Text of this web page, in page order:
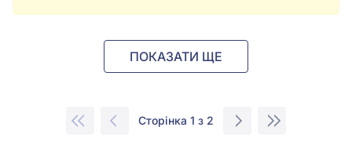
ПОКАЗАТИ ЩЕ
Сторінка 1 з 2